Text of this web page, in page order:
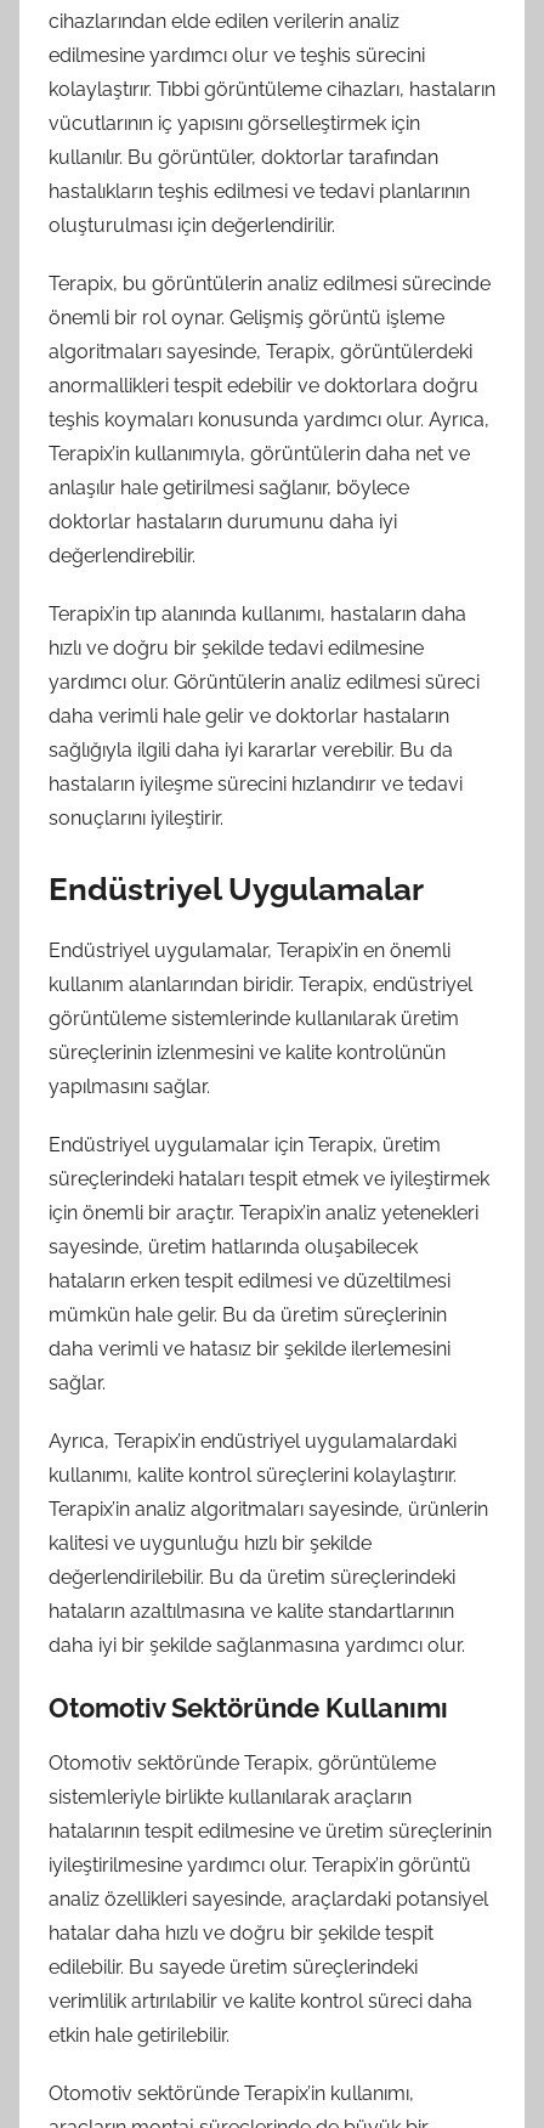
cihazlarından elde edilen verilerin analiz
edilmesine yardımcı olur ve teşhis sürecini
kolaylaştırır. Tıbbi görüntüleme cihazları, hastaların
vücutlarının iç yapısını görselleştirmek için
kullanılır. Bu görüntüler, doktorlar tarafından
hastalıkların teşhis edilmesi ve tedavi planlarının
oluşturulması için değerlendirilir.
Terapix, bu görüntülerin analiz edilmesi sürecinde
önemli bir rol oynar. Gelişmiş görüntü işleme
algoritmaları sayesinde, Terapix, görüntülerdeki
anormallikleri tespit edebilir ve doktorlara doğru
teşhis koymaları konusunda yardımcı olur. Ayrıca,
Terapix’in kullanımıyla, görüntülerin daha net ve
anlaşılır hale getirilmesi sağlanır, böylece
doktorlar hastaların durumunu daha iyi
değerlendirebilir.
Terapix’in tıp alanında kullanımı, hastaların daha
hızlı ve doğru bir şekilde tedavi edilmesine
yardımcı olur. Görüntülerin analiz edilmesi süreci
daha verimli hale gelir ve doktorlar hastaların
sağlığıyla ilgili daha iyi kararlar verebilir. Bu da
hastaların iyileşme sürecini hızlandırır ve tedavi
sonuçlarını iyileştirir.
Endüstriyel Uygulamalar
Endüstriyel uygulamalar, Terapix’in en önemli
kullanım alanlarından biridir. Terapix, endüstriyel
görüntüleme sistemlerinde kullanılarak üretim
süreçlerinin izlenmesini ve kalite kontrolünün
yapılmasını sağlar.
Endüstriyel uygulamalar için Terapix, üretim
süreçlerindeki hataları tespit etmek ve iyileştirmek
için önemli bir araçtır. Terapix’in analiz yetenekleri
sayesinde, üretim hatlarında oluşabilecek
hataların erken tespit edilmesi ve düzeltilmesi
mümkün hale gelir. Bu da üretim süreçlerinin
daha verimli ve hatasız bir şekilde ilerlemesini
sağlar.
Ayrıca, Terapix’in endüstriyel uygulamalardaki
kullanımı, kalite kontrol süreçlerini kolaylaştırır.
Terapix’in analiz algoritmaları sayesinde, ürünlerin
kalitesi ve uygunluğu hızlı bir şekilde
değerlendirilebilir. Bu da üretim süreçlerindeki
hataların azaltılmasına ve kalite standartlarının
daha iyi bir şekilde sağlanmasına yardımcı olur.
Otomotiv Sektöründe Kullanımı
Otomotiv sektöründe Terapix, görüntüleme
sistemleriyle birlikte kullanılarak araçların
hatalarının tespit edilmesine ve üretim süreçlerinin
iyileştirilmesine yardımcı olur. Terapix’in görüntü
analiz özellikleri sayesinde, araçlardaki potansiyel
hatalar daha hızlı ve doğru bir şekilde tespit
edilebilir. Bu sayede üretim süreçlerindeki
verimlilik artırılabilir ve kalite kontrol süreci daha
etkin hale getirilebilir.
Otomotiv sektöründe Terapix’in kullanımı,